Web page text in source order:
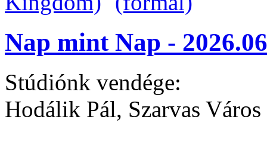
Nap mint Nap -
Stúdiónk vendége:
Hodálik Pál, Szarvas